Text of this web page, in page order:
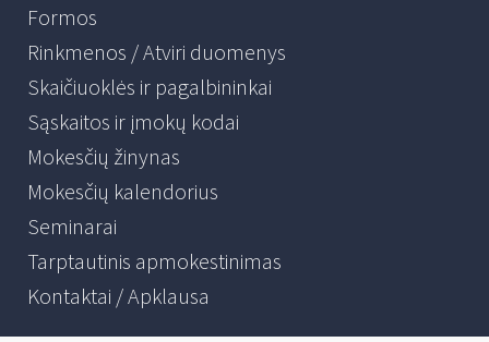
Formos
Rinkmenos / Atviri duomenys
Skaičiuoklės ir pagalbininkai
Sąskaitos ir įmokų kodai
Mokesčių žinynas
Mokesčių kalendorius
Seminarai
Tarptautinis apmokestinimas
Kontaktai / Apklausa